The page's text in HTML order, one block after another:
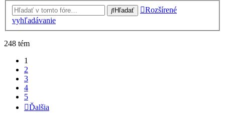
Hľadať
Rozšírené
vyhľadávanie
248 tém
1
2
3
4
5
Ďalšia